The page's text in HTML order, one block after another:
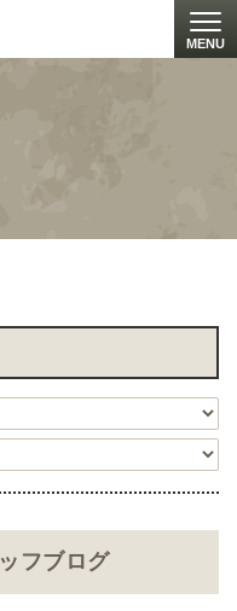
MENU
フブログ